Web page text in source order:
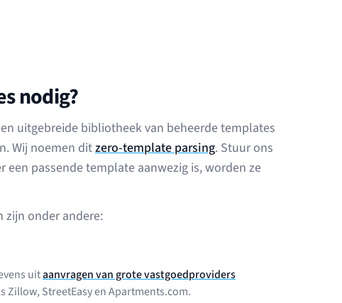
nodig?
uitgebreide bibliotheek van beheerde templates
Wij noemen ditzero-template parsing. Stuur ons
een passende template aanwezig is, worden ze
zijn onder andere:
uitaanvragen van grote vastgoedproviders
Zillow, StreetEasy en Apartments.com.